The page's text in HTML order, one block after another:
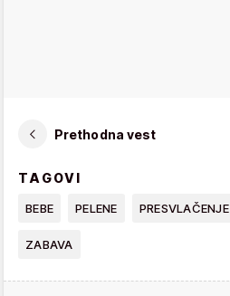
Prethodna vest
TAGOVI
BEBE PELENE PRESVLAČENJE
ZABAVA